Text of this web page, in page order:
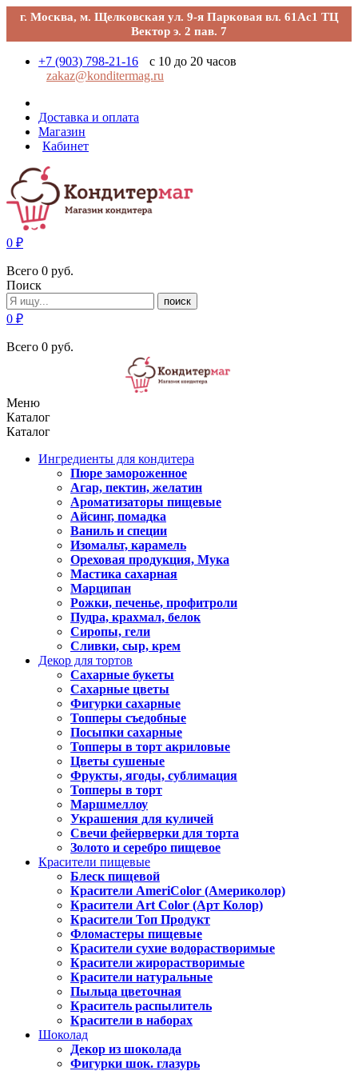
г. Москва, м. Щелковская ул. 9-я Парковая вл. 61Ас1 ТЦ
Вектор э. 2 пав. 7
+7 (903) 798-21-16
с 10 до 20 часов
zakaz@konditermag.ru
Доставка и оплата
Магазин
Кабинет
0 ₽
Всего 0 руб.
Поиск
поиск
0 ₽
Всего 0 руб.
Меню
Каталог
Каталог
Ингредиенты для кондитера
Пюре замороженное
Агар, пектин, желатин
Ароматизаторы пищевые
Айсинг, помадка
Ваниль и специи
Изомальт, карамель
Ореховая продукция, Мука
Мастика сахарная
Марципан
Рожки, печенье, профитроли
Пудра, крахмал, белок
Сиропы, гели
Сливки, сыр, крем
Декор для тортов
Сахарные букеты
Сахарные цветы
Фигурки сахарные
Топперы съедобные
Посыпки сахарные
Топперы в торт акриловые
Цветы сушеные
Фрукты, ягоды, сублимация
Топперы в торт
Маршмеллоу
Украшения для куличей
Свечи фейерверки для торта
Золото и серебро пищевое
Красители пищевые
Блеск пищевой
Красители AmeriColor (Америколор)
Красители Art Color (Арт Колор)
Красители Топ Продукт
Фломастеры пищевые
Красители сухие водорастворимые
Красители жирорастворимые
Красители натуральные
Пыльца цветочная
Краситель распылитель
Красители в наборах
Шоколад
Декор из шоколада
Фигурки шок. глазурь